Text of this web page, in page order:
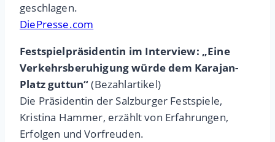
geschlagen.
DiePresse.com
Festspielpräsidentin im Interview: „Eine
Verkehrsberuhigung würde dem Karajan-
Platz guttun“(Bezahlartikel)
Die Präsidentin der Salzburger Festspiele,
Kristina Hammer, erzählt von Erfahrungen,
Erfolgen und Vorfreuden.